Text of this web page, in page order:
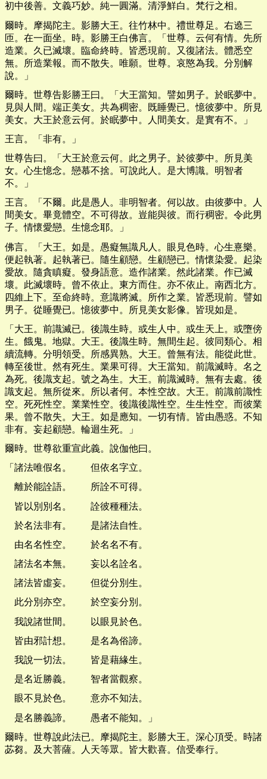
初中後善。文義巧妙。純一圓滿。清淨鮮白。梵行之相。
爾時。摩揭陀主。影勝大王。往竹林中。禮世尊足。右遶三
匝。在一面坐。時。影勝王白佛言。「世尊。云何有情。先所
造業。久已滅壞。臨命終時。皆悉現前。又復諸法。體悉空
無。所造業報。而不散失。唯願。世尊。哀愍為我。分別解
說。」
爾時。世尊告影勝王曰。「大王當知。譬如男子。於眠夢中。
見與人間。端正美女。共為稠密。既睡覺已。憶彼夢中。所見
美女。大王於意云何。於眠夢中。人間美女。是實有不。」
王言。「非有。」
世尊告曰。「大王於意云何。此之男子。於彼夢中。所見美
女。心生憶念。戀慕不捨。可說此人。是大博識。明智者
不。」
王言。「不爾。此是愚人。非明智者。何以故。由彼夢中。人
間美女。畢竟體空。不可得故。豈能與彼。而行稠密。令此男
子。情懷愛戀。生憶念耶。」
佛言。「大王。如是。愚癡無識凡人。眼見色時。心生憙樂。
便起執著。起執著已。隨生顧戀。生顧戀已。情懷染愛。起染
愛故。隨貪瞋癡。發身語意。造作諸業。然此諸業。作已滅
壞。此滅壞時。曾不依止。東方而住。亦不依止。南西北方。
四維上下。至命終時。意識將滅。所作之業。皆悉現前。譬如
男子。從睡覺已。憶彼夢中。所見美女影像。皆現如是。
「大王。前識滅已。後識生時。或生人中。或生天上。或墮傍
生。餓鬼。地獄。大王。後識生時。無間生起。彼同類心。相
續流轉。分明領受。所感異熟。大王。曾無有法。能從此世。
轉至後世。然有死生。業果可得。大王當知。前識滅時。名之
為死。後識支起。號之為生。大王。前識滅時。無有去處。後
識支起。無所從來。所以者何。本性空故。大王。前識前識性
空。死死性空。業業性空。後識後識性空。生生性空。而彼業
果。曾不散失。大王。如是應知。一切有情。皆由愚惑。不知
非有。妄起顧戀。輪迴生死。」
爾時。世尊欲重宣此義。說伽他曰。
「諸法唯假名。 但依名字立。
離於能詮語。 所詮不可得。
皆以別別名。 詮彼種種法。
於名法非有。 是諸法自性。
由名名性空。 於名名不有。
諸法名本無。 妄以名詮名。
諸法皆虛妄。 但從分別生。
此分別亦空。 於空妄分別。
我說諸世間。 以眼見於色。
皆由邪計想。 是名為俗諦。
我說一切法。 皆是藉緣生。
是名近勝義。 智者當觀察。
眼不見於色。 意亦不知法。
是名勝義諦。 愚者不能知。」
爾時。世尊說此法已。摩揭陀主。影勝大王。深心頂受。時諸
苾芻。及大菩薩。人天等眾。皆大歡喜。信受奉行。